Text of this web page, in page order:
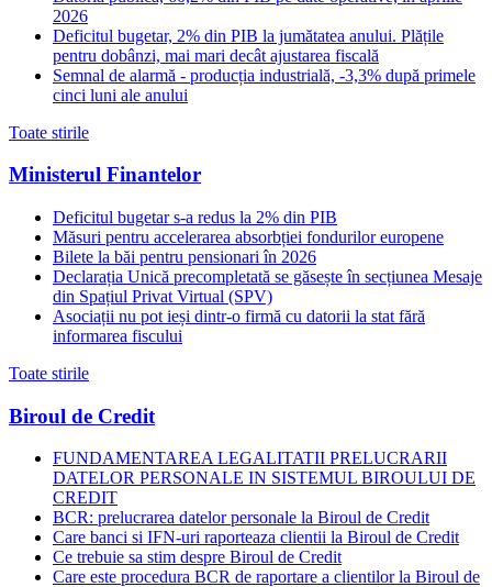
2026
Deficitul bugetar, 2% din PIB la jumătatea anului. Plățile
pentru dobânzi, mai mari decât ajustarea fiscală
Semnal de alarmă - producția industrială, -3,3% după primele
cinci luni ale anului
Toate stirile
Ministerul Finantelor
Deficitul bugetar s-a redus la 2% din PIB
Măsuri pentru accelerarea absorbției fondurilor europene
Bilete la băi pentru pensionari în 2026
Declarația Unică precompletată se găsește în secțiunea Mesaje
din Spațiul Privat Virtual (SPV)
Asociații nu pot ieși dintr-o firmă cu datorii la stat fără
informarea fiscului
Toate stirile
Biroul de Credit
FUNDAMENTAREA LEGALITATII PRELUCRARII
DATELOR PERSONALE IN SISTEMUL BIROULUI DE
CREDIT
BCR: prelucrarea datelor personale la Biroul de Credit
Care banci si IFN-uri raporteaza clientii la Biroul de Credit
Ce trebuie sa stim despre Biroul de Credit
Care este procedura BCR de raportare a clientilor la Biroul de